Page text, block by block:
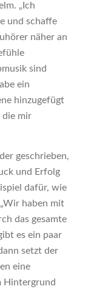
„Ich
und schaffe
näher an
sind
ein
hinzugefügt
die mir
geschrieben,
und Erfolg
dafür, wie
haben mit
das gesamte
es ein paar
setzt der
eine
Hintergrund